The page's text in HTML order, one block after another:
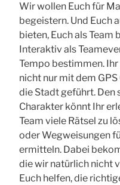
Wir wollen Euch für
begeistern. Und Euch
bieten, Euch als Team
Interaktiv als
Tempo bestimmen.
nicht nur mit dem
die Stadt geführt. Den
Charakter könnt Ihr
Team viele Rätsel zu
oder Wegweisungen
ermitteln. Dabei
die wir natürlich nicht
Euch helfen, die